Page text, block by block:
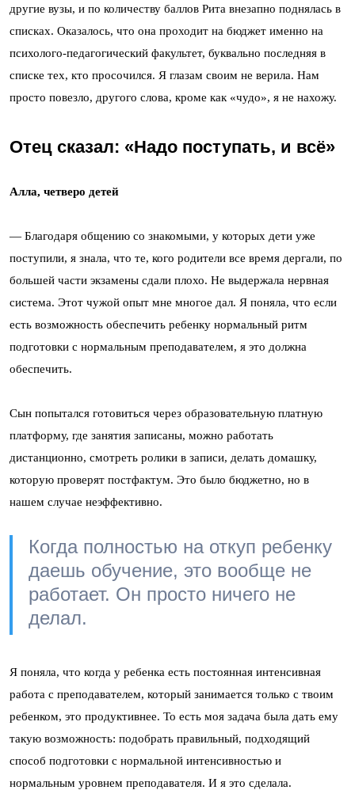
другие вузы, и по количеству баллов Рита внезапно поднялась в
списках. Оказалось, что она проходит на бюджет именно на
психолого-педагогический факультет, буквально последняя в
списке тех, кто просочился. Я глазам своим не верила. Нам
просто повезло, другого слова, кроме как «чудо», я не нахожу.
Отец сказал: «Надо поступать, и всё»
Алла, четверо детей
— Благодаря общению со знакомыми, у которых дети уже
поступили, я знала, что те, кого родители все время дергали, по
большей части экзамены сдали плохо. Не выдержала нервная
система. Этот чужой опыт мне многое дал. Я поняла, что если
есть возможность обеспечить ребенку нормальный ритм
подготовки с нормальным преподавателем, я это должна
обеспечить.
Сын попытался готовиться через образовательную платную
платформу, где занятия записаны, можно работать
дистанционно, смотреть ролики в записи, делать домашку,
которую проверят постфактум. Это было бюджетно, но в
нашем случае неэффективно.
Когда полностью на откуп ребенку
даешь обучение, это вообще не
работает. Он просто ничего не
делал.
Я поняла, что когда у ребенка есть постоянная интенсивная
работа с преподавателем, который занимается только с твоим
ребенком, это продуктивнее. То есть моя задача была дать ему
такую возможность: подобрать правильный, подходящий
способ подготовки с нормальной интенсивностью и
нормальным уровнем преподавателя. И я это сделала.